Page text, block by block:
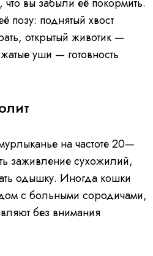
позу: поднятый хвост
открытый животик —
уши — готовность
на частоте 20—
заживление сухожилий,
одышку. Иногда кошки
с больными сородичами,
без внимания